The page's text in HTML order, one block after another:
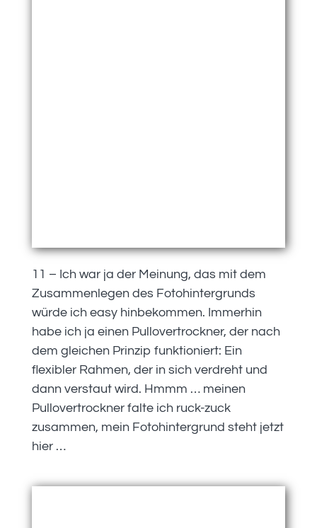
11 – Ich war ja der Meinung, das mit dem
Zusammenlegen des Fotohintergrunds
würde ich easy hinbekommen. Immerhin
habe ich ja einen Pullovertrockner, der nach
dem gleichen Prinzip funktioniert: Ein
flexibler Rahmen, der in sich verdreht und
dann verstaut wird. Hmmm … meinen
Pullovertrockner falte ich ruck-zuck
zusammen, mein Fotohintergrund steht jetzt
hier …